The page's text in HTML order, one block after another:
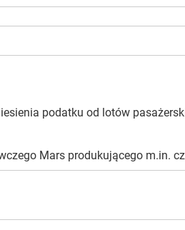
podatku od lotów
Mars produkującego m.in.